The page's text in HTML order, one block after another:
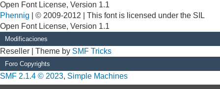
Open Font License, Version 1.1
Phennig | © 2009-2012 | This font is licensed under the SIL
Open Font License, Version 1.1
Modificaciones
Reseller | Theme by SMF Tricks
Foro Copyrights
SMF 2.1.4 © 2023, Simple Machines